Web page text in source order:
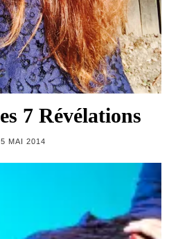
7 Révélations
5 MAI 2014